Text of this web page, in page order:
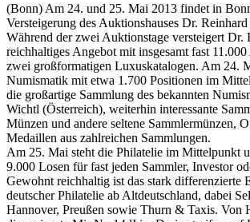
(Bonn) Am 24. und 25. Mai 2013 findet in
Versteigerung des Auktionshauses Dr. Reinhard
Während der zwei Auktionstage versteigert Dr.
reichhaltiges Angebot mit insgesamt fast
zwei großformatigen Luxuskatalogen. Am 24.
Numismatik mit etwa 1.700 Positionen im
die großartige Sammlung des bekannten
Wichtl (Österreich), weiterhin interessante
Münzen und andere seltene Sammlermünzen,
Medaillen aus zahlreichen Sammlungen.
Am 25. Mai steht die Philatelie im Mittelpunkt
9.000 Losen für fast jeden Sammler, Investor
Gewohnt reichhaltig ist das stark differenzierte
deutscher Philatelie ab Altdeutschland, dabei
Hannover, Preußen sowie Thurn & Taxis. Von